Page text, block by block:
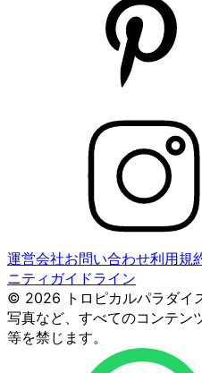
運営会社お問い合わせ利用規
ニティガイドライン
© 2026 トロピカルパラダイ
写真など、すべてのコンテン
等を禁じます。